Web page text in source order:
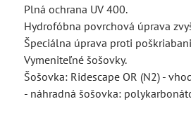
Plná ochrana UV 400.
Hydrofóbna povrchová úprava
Špeciálna úprava proti
Vymeniteľné šošovky.
Šošovka: Ridescape OR (N2) -
- náhradná šošovka: